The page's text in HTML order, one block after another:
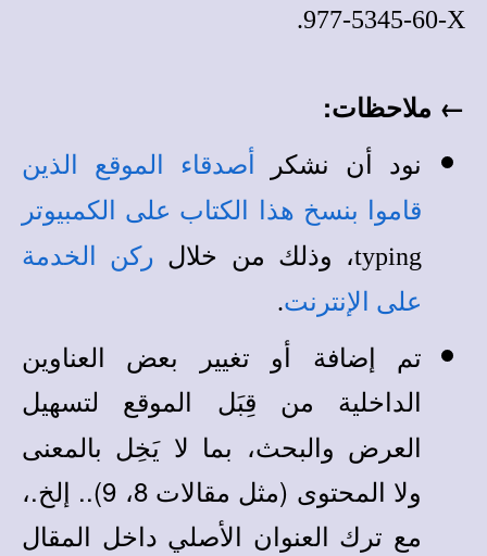
977-5345-60-X
.
← ملاحظات:
نود أن نشكر
أصدقاء الموقع الذين
قاموا بنسخ هذا الكتاب على الكمبيوتر
typing، وذلك من خلال ركن الخدمة
على الإنترنت.
تم إضافة أو تغيير بعض العناوين
الداخلية من قِبَل
الموقع
لتسهيل
العرض والبحث، بما لا يَخِل بالمعنى
ولا المحتوى (مثل مقالات 8، 9).. إلخ.،
مع ترك العنوان الأصلي داخل المقال